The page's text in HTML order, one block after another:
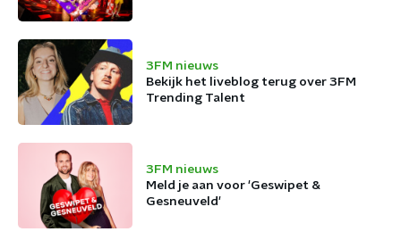
3FM nieuws
Bekijk het liveblog terug over 3FM
Trending Talent
3FM nieuws
Meld je aan voor 'Geswipet &
Gesneuveld'